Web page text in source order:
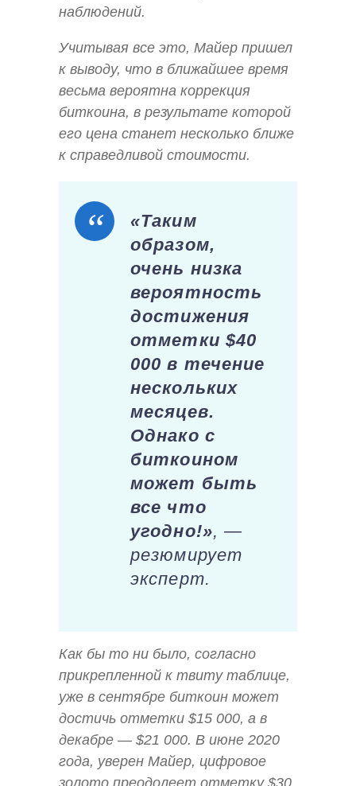
наблюдений.
Учитывая все это, Майер пришел
к выводу, что в ближайшее время
весьма вероятна коррекция
биткоина, в результате которой
его цена станет несколько ближе
к справедливой стоимости.
«Таким
образом,
очень низка
вероятность
достижения
отметки $40
000 в течение
нескольких
месяцев.
Однако с
биткоином
может быть
все что
угодно!», —
резюмирует
эксперт.
Как бы то ни было, согласно
прикрепленной к твиту таблице,
уже в сентябре биткоин может
достичь отметки $15 000, а в
декабре — $21 000. В июне 2020
года, уверен Майер, цифровое
золото преодолеет отметку $30